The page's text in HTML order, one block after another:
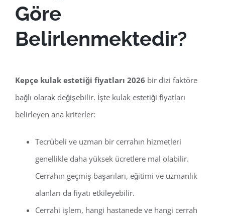
Göre
Belirlenmektedir?
Kepçe kulak estetiği fiyatları 2026 bir dizi faktöre
bağlı olarak değişebilir. İşte kulak estetiği fiyatları
belirleyen ana kriterler:
Tecrübeli ve uzman bir cerrahın hizmetleri
genellikle daha yüksek ücretlere mal olabilir.
Cerrahın geçmiş başarıları, eğitimi ve uzmanlık
alanları da fiyatı etkileyebilir.
Cerrahi işlem, hangi hastanede ve hangi cerrah